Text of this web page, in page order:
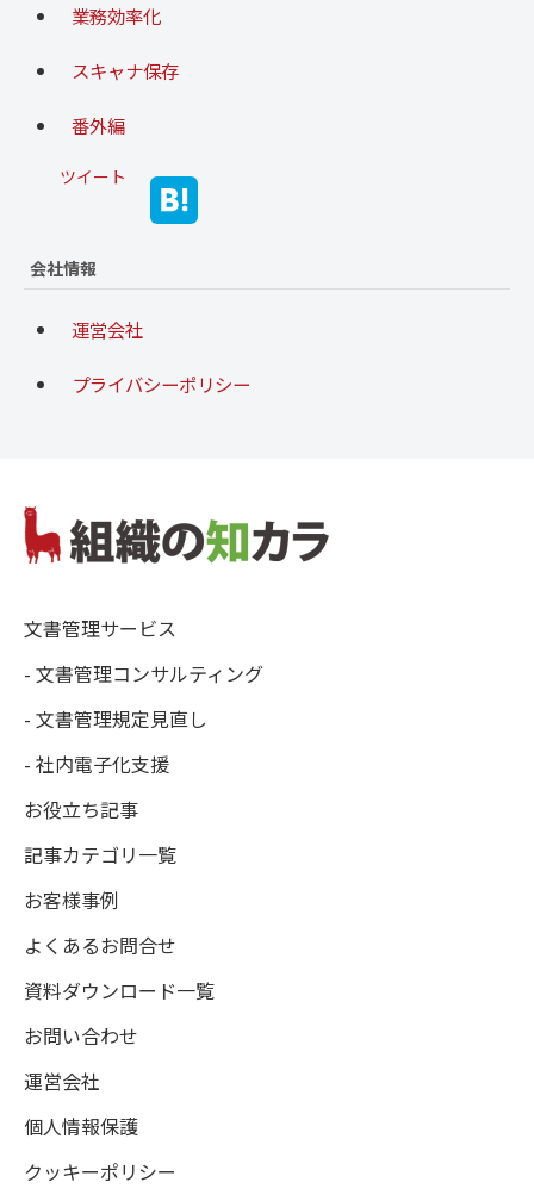
業務効率化
スキャナ保存
番外編
ツイート
会社情報
運営会社
プライバシーポリシー
文書管理サービス
- 文書管理コンサルティング
- 文書管理規定見直し
- 社内電子化支援
お役立ち記事
記事カテゴリ一覧
お客様事例
よくあるお問合せ
資料ダウンロード一覧
お問い合わせ
運営会社
個人情報保護
クッキーポリシー